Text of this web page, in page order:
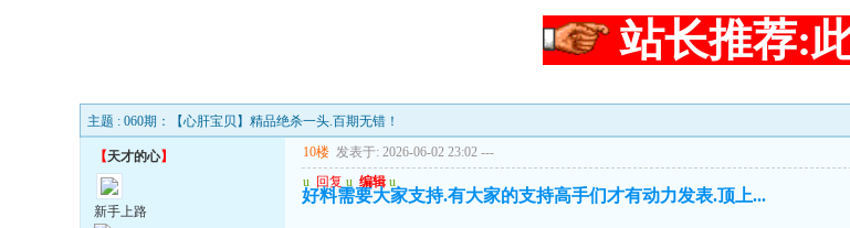
站长推荐:
主题 : 060期：【心肝宝贝】精品绝杀一头.百期无错！
【天才的心】
新手上路
10楼 发表于: 2026-06-02 23:02 ---
u 回复 u 编辑 u
好料需要大家支持.有大家的支持高手们才有动力发表.顶上...